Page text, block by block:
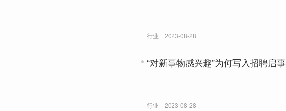
行业 2023-08-28
“对新事物感兴趣”为何写入招聘启事
行业 2023-08-28